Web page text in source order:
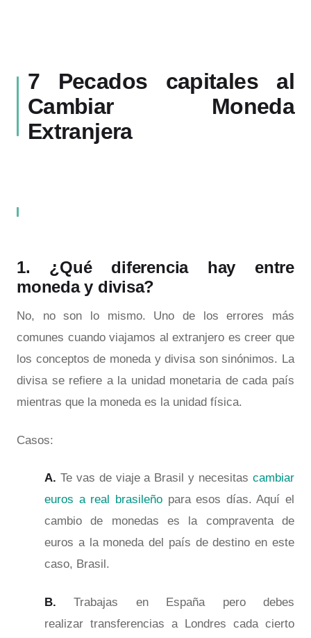
7 Pecados capitales al
Cambiar Moneda
Extranjera
1. ¿Qué diferencia hay entre
moneda y divisa?
No, no son lo mismo. Uno de los errores más
comunes cuando viajamos al extranjero es creer que
los conceptos de moneda y divisa son sinónimos. La
divisa se refiere a la unidad monetaria de cada país
mientras que la moneda es la unidad física.
Casos:
A. Te vas de viaje a Brasil y necesitas cambiar
euros a real brasileño para esos días. Aquí el
cambio de monedas es la compraventa de
euros a la moneda del país de destino en este
caso, Brasil.
B. Trabajas en España pero debes
realizar transferencias a Londres cada cierto